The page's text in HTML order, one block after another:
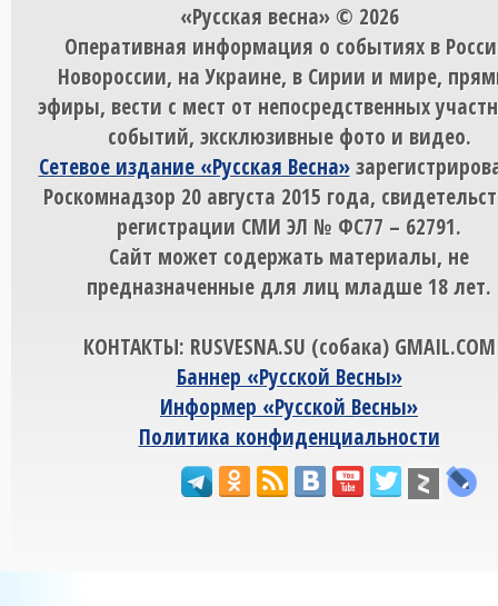
«Русская весна» © 2026
Оперативная информация о событиях в
Новороссии, на Украине, в Сирии и мире,
эфиры, вести с мест от непосредственных
событий, эксклюзивные фото и видео.
Сетевое издание «Русская Весна»
Роскомнадзор 20 августа 2015 года,
регистрации СМИ ЭЛ № ФС77 – 62791.
Сайт может содержать материалы, не
предназначенные для лиц младше 18 лет.
КОНТАКТЫ: RUSVESNA.SU (собака) GMAIL.COM
Баннер «Русской Весны»
Информер «Русской Весны»
Политика конфиденциальности